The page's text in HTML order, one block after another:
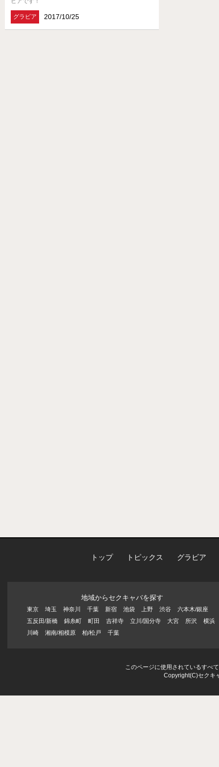
グラビア 2017/10/25
トップ トピックス グラビア
地域からセクキャバを探す
東京 埼玉 神奈川 千葉 新宿 池袋 上野 渋谷
六本木/銀座
五反田/新橋
錦糸町 町田 吉祥寺 立川/国分寺 大宮 所沢
横浜
川崎
湘南/相模原 柏/松戸 千葉
このページに使用されているすべ
Copyright(C)セクキ